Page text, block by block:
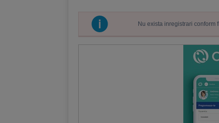
Nu exista inregistrari